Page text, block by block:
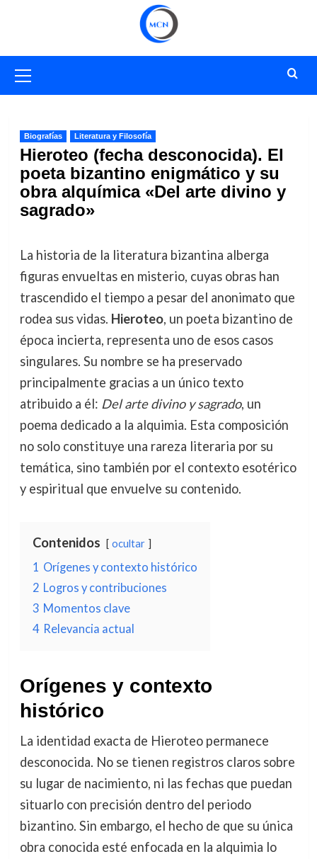
primario
Biografías Literatura y Filosofía
Hieroteo (fecha desconocida). El
poeta bizantino enigmático y su
obra alquímica «Del arte divino y
sagrado»
La historia de la literatura bizantina alberga
figuras envueltas en misterio, cuyas obras han
trascendido el tiempo a pesar del anonimato que
rodea sus vidas. Hieroteo, un poeta bizantino de
época incierta, representa uno de esos casos
singulares. Su nombre se ha preservado
principalmente gracias a un único texto
atribuido a él: Del arte divino y sagrado, un
poema dedicado a la alquimia. Esta composición
no solo constituye una rareza literaria por su
temática, sino también por el contexto esotérico
y espiritual que envuelve su contenido.
Contenidos ocultar
1 Orígenes y contexto histórico
2 Logros y contribuciones
3 Momentos clave
4 Relevancia actual
Orígenes y contexto
histórico
La identidad exacta de Hieroteo permanece
desconocida. No se tienen registros claros sobre
su lugar de nacimiento, ni las fechas que puedan
situarlo con precisión dentro del periodo
bizantino. Sin embargo, el hecho de que su única
obra conocida esté enfocada en la alquimia lo